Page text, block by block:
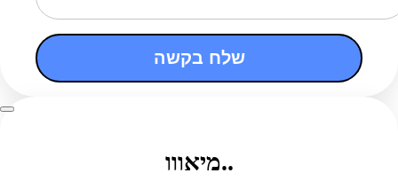
שלח בקשה
מיאווו..